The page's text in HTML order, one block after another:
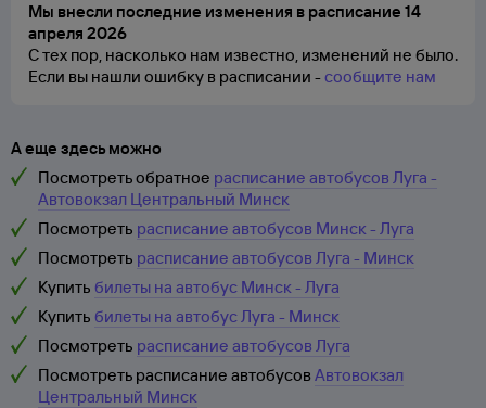
Мы внесли последние изменения в расписание 14
апреля 2026
С тех пор, насколько нам известно, изменений не было.
Если вы нашли ошибку в расписании -сообщите нам
А еще здесь можно
Посмотреть обратное расписание автобусов Луга -
Автовокзал Центральный Минск
Посмотреть расписание автобусов Минск - Луга
Посмотреть расписание автобусов Луга - Минск
Купить билеты на автобус Минск - Луга
Купить билеты на автобус Луга - Минск
Посмотреть расписание автобусов Луга
Посмотреть расписание автобусовАвтовокзал
Центральный Минск